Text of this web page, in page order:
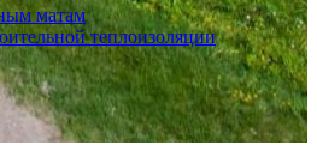
матам
теплоизоляции